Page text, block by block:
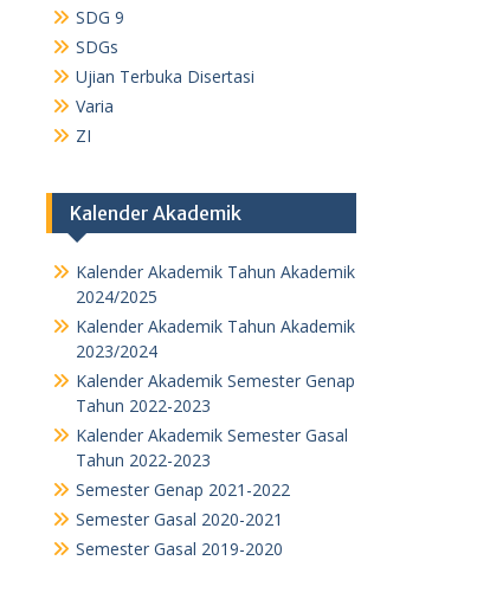
SDG 9
SDGs
Ujian Terbuka Disertasi
Varia
ZI
Kalender Akademik
Kalender Akademik Tahun Akademik
2024/2025
Kalender Akademik Tahun Akademik
2023/2024
Kalender Akademik Semester Genap
Tahun 2022-2023
Kalender Akademik Semester Gasal
Tahun 2022-2023
Semester Genap 2021-2022
Semester Gasal 2020-2021
Semester Gasal 2019-2020